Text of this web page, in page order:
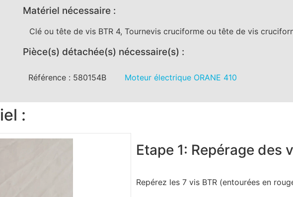
Matériel nécessaire :
Clé ou tête de vis BTR 4, Tournevis cruciforme ou tête de vis
Pièce(s) détachée(s) nécessaire(s) :
Référence : 580154B Moteur électrique ORANE 410
:
Etape 1: Repérage des
Repérez les 7 vis BTR (entourées en